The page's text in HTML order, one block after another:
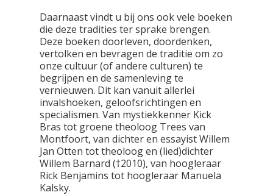
Daarnaast vindt u bij ons ook vele boeken
die deze tradities ter sprake brengen.
Deze boeken doorleven, doordenken,
vertolken en bevragen de traditie om zo
onze cultuur (of andere culturen) te
begrijpen en de samenleving te
vernieuwen. Dit kan vanuit allerlei
invalshoeken, geloofsrichtingen en
specialismen. Van mystiekkenner Kick
Bras tot groene theoloog Trees van
Montfoort, van dichter en essayist Willem
Jan Otten tot theoloog en (lied)dichter
Willem Barnard (†2010), van hoogleraar
Rick Benjamins tot hoogleraar Manuela
Kalsky.